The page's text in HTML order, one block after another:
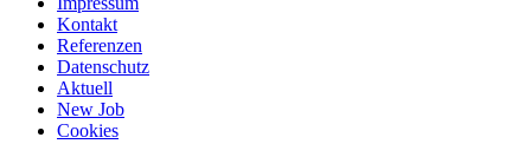
Kontakt
Referenzen
Datenschutz
Aktuell
New Job
Cookies